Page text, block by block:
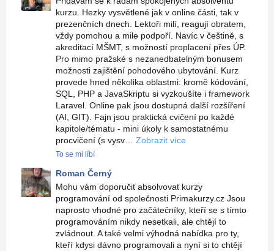
kurzu. Hezky vysvětlené jak v online části, tak v
prezenčních dnech. Lektoři milí, reagují obratem,
vždy pomohou a mile podpoří. Navíc v češtině, s
akreditací MŠMT, s možností proplacení přes ÚP.
Pro mimo pražské s nezanedbatelným bonusem
možnosti zajištění pohodového ubytování. Kurz
provede hned několika oblastmi: kromě kódování,
SQL, PHP a JavaSkriptu si vyzkoušíte i framework
Laravel. Online pak jsou dostupná další rozšíření
(AI, GIT). Fajn jsou praktická cvičení po každé
kapitole/tématu - mini úkoly k samostatnému
procvičení (s vysv… Zobrazit více
To se mi líbí
Roman Černý
Mohu vám doporučit absolvovat kurzy
programování od společnosti Primakurzy.cz Jsou
naprosto vhodné pro začátečníky, kteří se s tímto
programováním nikdy nesetkali, ale chtějí to
zvládnout. A také velmi výhodná nabídka pro ty,
kteří kdysi dávno programovali a nyní si to chtějí